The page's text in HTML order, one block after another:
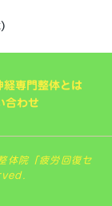
経専門整体とは
合わせ
院「疲労回復セ